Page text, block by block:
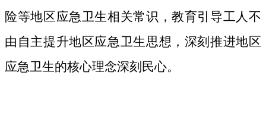
险等地区应急卫生相关常识，教育引导工人不
由自主提升地区应急卫生思想，深刻推进地区
应急卫生的核心理念深刻民心。